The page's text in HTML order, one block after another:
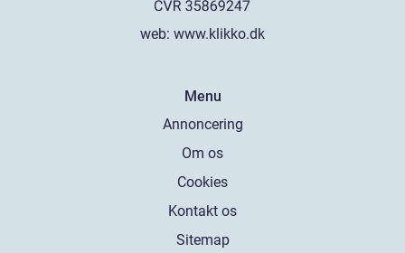
web: www.klikko.dk
Menu
Annoncering
Om os
Cookies
Kontakt os
Sitemap